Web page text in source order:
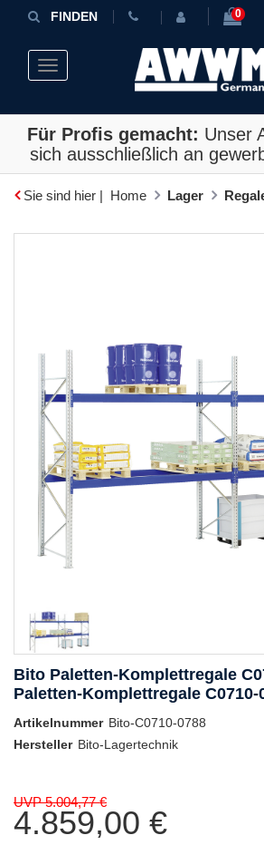
FINDEN 0
Toggle navigation
Für Profis gemacht: Unser
sich ausschließlich an
Sie sind hier | Home Lager
Bito Paletten-Komplettregale
Paletten-Komplettregale C0710-
Artikelnummer Bito-C0710-0788
Hersteller Bito-Lagertechnik
UVP 5.004,77 €
4.859,00 €